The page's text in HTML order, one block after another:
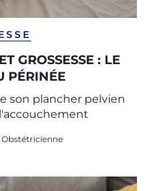
GROSSESSE : LE
PÉRINÉE
son plancher pelvien
Obstétricienne